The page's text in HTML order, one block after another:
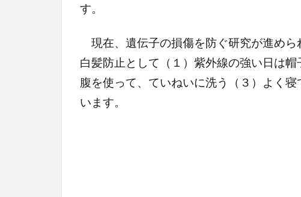
す。
現在、遺伝子の損傷を防ぐ研究が進め
白髪防止として（１）紫外線の強い日は
腹を使って、ていねいに洗う（３）よく
います。